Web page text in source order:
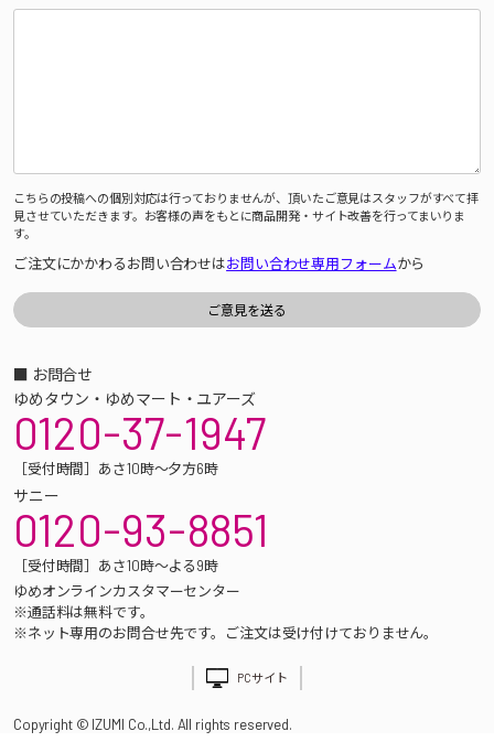
こちらの投稿への個別対応は行っておりませんが、頂いたご意見はスタッフがすべて拝
見させていただきます。お客様の声をもとに商品開発・サイト改善を行ってまいりま
す。
ご注文にかかわるお問い合わせはお問い合わせ専用フォームから
■ お問合せ
ゆめタウン・ゆめマート・ユアーズ
0120-37-1947
［受付時間］あさ10時～夕方6時
サニー
0120-93-8851
［受付時間］あさ10時～よる9時
ゆめオンラインカスタマーセンター
※通話料は無料です。
※ネット専用のお問合せ先です。ご注文は受け付けておりません。
PCサイト
Copyright © IZUMI Co.,Ltd. All rights reserved.